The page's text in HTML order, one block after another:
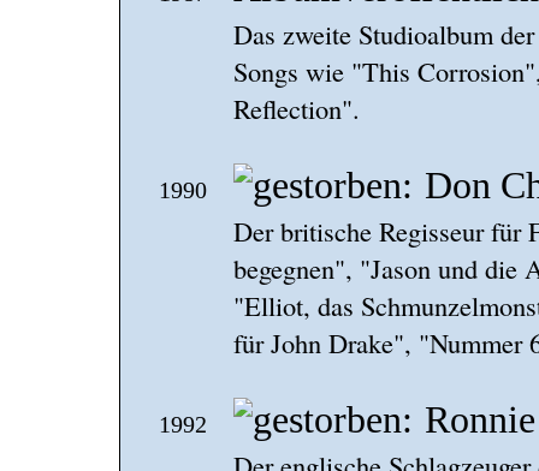
Das zweite Studioalbum
Songs wie "This
Reflection".
1990 Don
Der britische Regisseur für
begegnen", "Jason und die
"Elliot, das
für John Drake",
1992